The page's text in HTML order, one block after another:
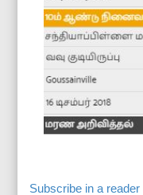
Subscribe in a reader